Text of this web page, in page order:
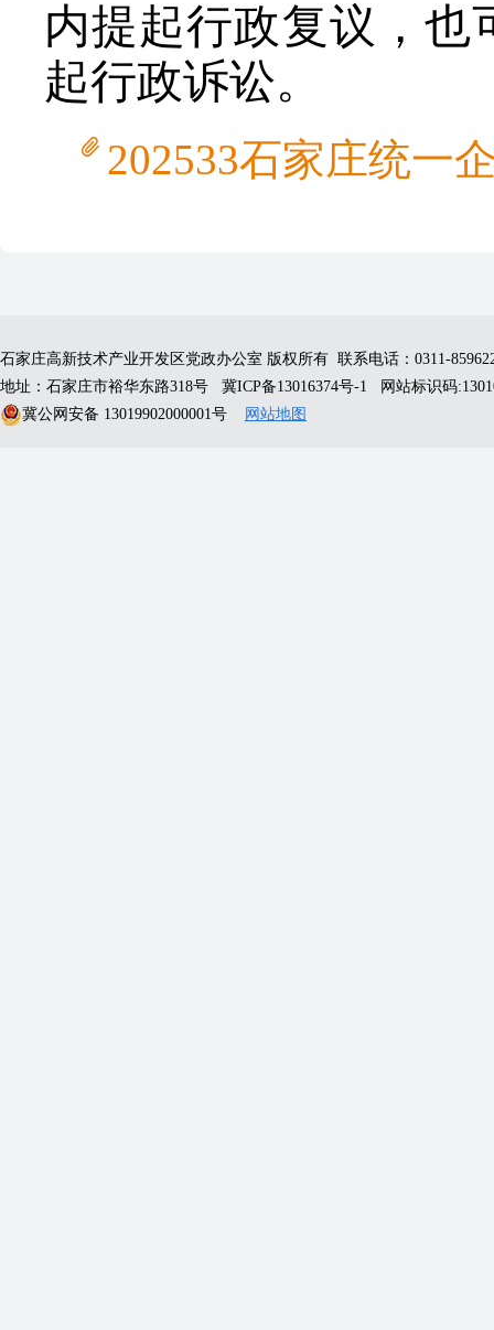
内提起行政复议，也
起行政诉讼。
202533石家庄统一